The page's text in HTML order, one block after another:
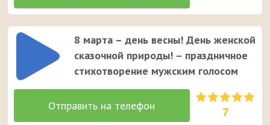
8 марта – день весны! День женской
сказочной природы! – праздничное
стихотворение мужским голосом
7